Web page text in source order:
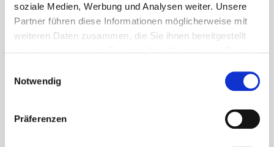
soziale Medien, Werbung und Analysen weiter. Unsere
Partner führen diese Informationen möglicherweise mit
weiteren Daten zusammen, die Sie ihnen bereitgestellt
Notwendig
Präferenzen